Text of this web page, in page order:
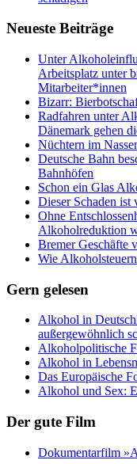
Neueste Beiträge
Unter
Arbeitsplatz unter
Mitarbeiter*innen
Bizarr:
Radfahren unter
Dänemark gehen
Nüchtern im
Deutsche Bahn
Bahnhöfen
Schon ein Glas
Dieser Schaden ist
Ohne
Alkoholreduktion
Bremer Geschäfte
Wie
Gern gelesen
Alkohol in
außergewöhnlich
Alkoholpolitische
Alkohol in
Das Europäische
Alkohol und Sex:
Der gute Film
Dokumentarfilm